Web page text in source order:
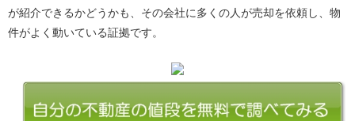
が紹介できるかどうかも、その会社に多くの人が売却を依頼し、物
件がよく動いている証拠です。